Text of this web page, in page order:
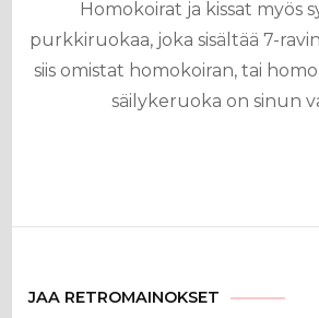
Homokoirat ja kissat myös
purkkiruokaa, joka sisältää 7-
siis omistat homokoiran, tai
säilykeruoka on sinun
JAA RETROMAINOKSET